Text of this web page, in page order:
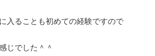
入ることも初めての経験ですので
じでした＾＾